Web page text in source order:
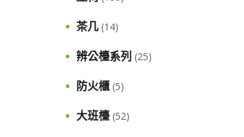
茶几 (14)
辨公檯系列 (25)
防火櫃 (5)
大班檯 (52)